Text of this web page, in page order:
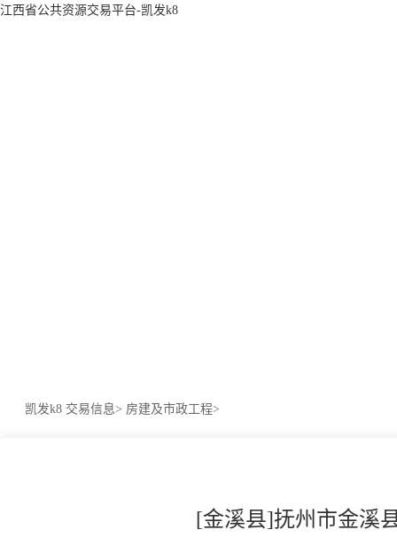
江西省公共资源交易平台-凯发k8
凯发k8 交易信息> 房建及市政工程>
[金溪县]抚州市金溪